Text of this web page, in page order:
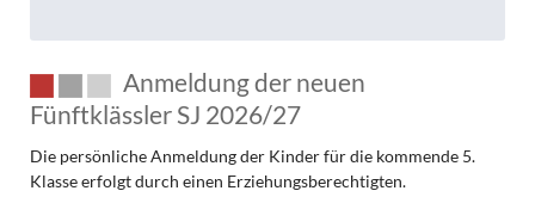
Anmeldung der neuen
Fünftklässler SJ 2026/27
Die persönliche Anmeldung der Kinder für die kommende 5.
Klasse erfolgt durch einen Erziehungsberechtigten.